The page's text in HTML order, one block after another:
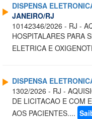
DISPENSA
JANEIRO/RJ
10142346/2026 - RJ -
HOSPITALARES PARA
ELETRICA E
DISPENSA
1302/2026 - RJ -
DE LICITACAO E COM
AOS PACIENTES....